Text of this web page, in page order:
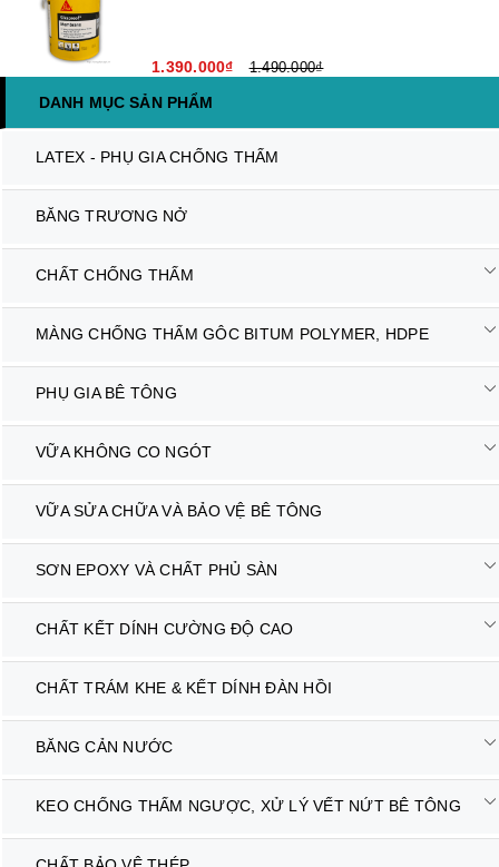
1.390.000₫ 1.490.000₫
DANH MỤC SẢN PHẨM
LATEX - PHỤ GIA CHỐNG THẤM
BĂNG TRƯƠNG NỞ
CHẤT CHỐNG THẤM
MÀNG CHỐNG THẤM GÔC BITUM POLYMER, HDPE
PHỤ GIA BÊ TÔNG
VỮA KHÔNG CO NGÓT
VỮA SỬA CHỮA VÀ BẢO VỆ BÊ TÔNG
SƠN EPOXY VÀ CHẤT PHỦ SÀN
CHẤT KẾT DÍNH CƯỜNG ĐỘ CAO
CHẤT TRÁM KHE & KẾT DÍNH ĐÀN HỒI
BĂNG CẢN NƯỚC
KEO CHỐNG THẤM NGƯỢC, XỬ LÝ VẾT NỨT BÊ TÔNG